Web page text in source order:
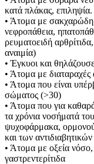
κατά πλάκας, επιληψία.
• Άτομα με σακχαρώδη
νεφροπάθεια,
ρευματοειδή
αναιμία)
• Έγκυοι και
• Άτομα με διαταραχές
• Άτομα που είναι
σώματος (>30)
• Άτομα που για
τα χρόνια νοσήματά
ψυχοφάρμακα,
και των
• Άτομα με οξεία
γαστρεντερίτιδα